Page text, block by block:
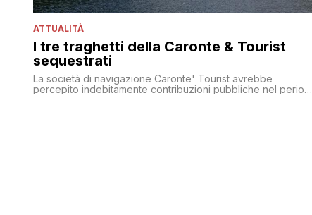
ATTUALITÀ
I tre traghetti della Caronte & Tourist
sequestrati
La società di navigazione Caronte' Tourist avrebbe
percepito indebitamente contribuzioni pubbliche nel periodo